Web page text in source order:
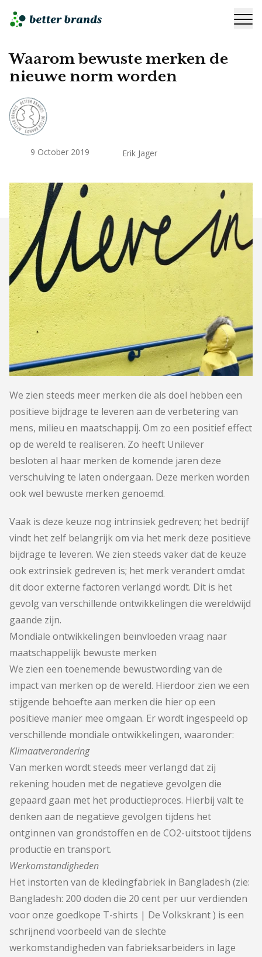
Waarom bewuste merken de
nieuwe norm worden
9 October 2019 Erik Jager
We zien steeds meer merken die als doel hebben een
positieve bijdrage te leveren aan de verbetering van
mens, milieu en maatschappij. Om zo een positief effect
op de wereld te realiseren. Zo heeft Unilever
besloten al haar merken de komende jaren deze
verschuiving te laten ondergaan. Deze merken worden
ook wel bewuste merken genoemd.
Vaak is deze keuze nog intrinsiek gedreven; het bedrijf
vindt het zelf belangrijk om via het merk deze positieve
bijdrage te leveren. We zien steeds vaker dat de keuze
ook extrinsiek gedreven is; het merk verandert omdat
dit door externe factoren verlangd wordt. Dit is het
gevolg van verschillende ontwikkelingen die wereldwijd
gaande zijn.
Mondiale ontwikkelingen beïnvloeden vraag naar
maatschappelijk bewuste merken
We zien een toenemende bewustwording van de
impact van merken op de wereld. Hierdoor zien we een
stijgende behoefte aan merken die hier op een
positieve manier mee omgaan. Er wordt ingespeeld op
verschillende mondiale ontwikkelingen, waaronder:
Klimaatverandering
Van merken wordt steeds meer verlangd dat zij
rekening houden met de negatieve gevolgen die
gepaard gaan met het productieproces. Hierbij valt te
denken aan de negatieve gevolgen tijdens het
ontginnen van grondstoffen en de CO2-uitstoot tijdens
productie en transport.
Werkomstandigheden
Het instorten van de kledingfabriek in Bangladesh (zie:
Bangladesh: 200 doden die 20 cent per uur verdienden
voor onze goedkope T-shirts | De Volkskrant) is een
schrijnend voorbeeld van de slechte
werkomstandigheden van fabrieksarbeiders in lage